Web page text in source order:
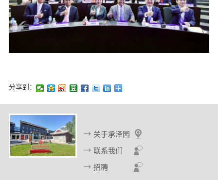
分享到：
关于承泽园
联系我们
招聘